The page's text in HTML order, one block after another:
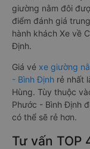
giường nằm đôi
điểm đánh giá
hành khách Xe về
Định.
Giá vé xe giường
- Bình Định rẻ nhất
Hùng. Tùy thuộc
Phước - Bình Định
có thể sẽ rẻ hơn.
Tư vấn TOP